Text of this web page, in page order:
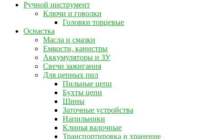
Ручной инструмент
Ключи и говолки
Головки торцевые
Оснастка
Масла и смазки
Емкости, канистры
Аккумуляторы и ЗУ
Свечи зажигания
Для цепных пил
Пильные цепи
Бухты цепи
Шины
Заточные устройства
Напильники
Клинья валочные
Транспортировка и хранение